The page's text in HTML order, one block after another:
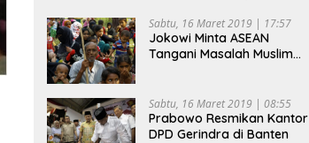
Sabtu, 16 Maret 2019 | 17:57
Jokowi Minta ASEAN
Tangani Masalah Muslim
Sabtu, 16 Maret 2019 | 08:55
Prabowo Resmikan Kantor
DPD Gerindra di Banten